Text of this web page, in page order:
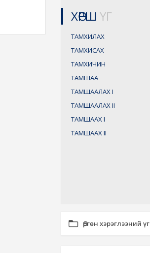
ХӨРШ ҮГ
ТАМХИЛАХ
ТАМХИСАХ
ТАМХИЧИН
ТАМШАА
ТАМШААЛАХI
ТАМШААЛАХII
ТАМШААХI
ТАМШААХII
Өргөн хэрэглээний үг